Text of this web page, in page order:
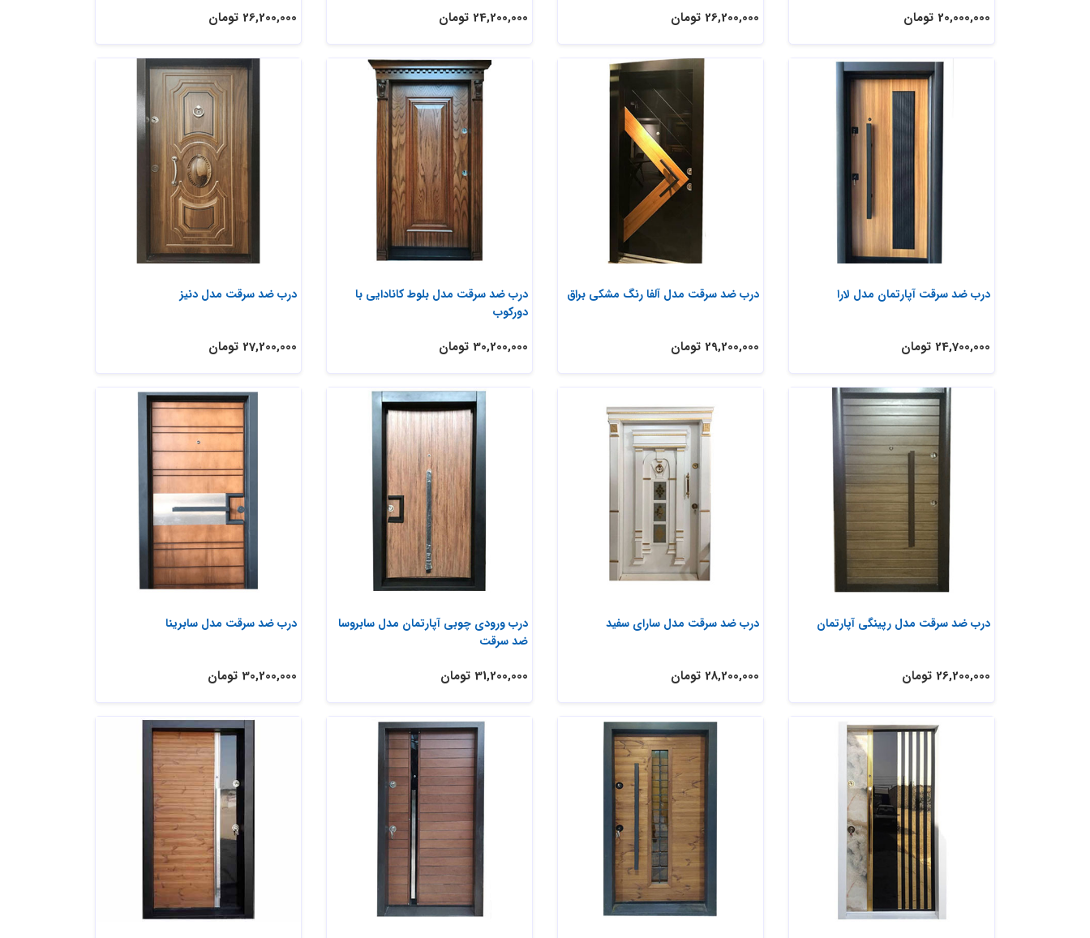
20,000,000 تومان 26,200,000 تومان 24,200,000 تومان 26,200,000 تومان
درب ضد سرقت آپارتمان مدل لارا
24,700,000 تومان
درب ضد سرقت مدل آلفا رنگ مشکی براق
29,200,000 تومان
درب ضد سرقت مدل بلوط کانادایی با
دورکوب
30,200,000 تومان
درب ضد سرقت مدل دنیز
27,200,000 تومان
درب ضد سرقت مدل رپینگی آپارتمان
26,200,000 تومان
درب ضد سرقت مدل سارای سفید
28,200,000 تومان
درب ورودی چوبی آپارتمان مدل سابروسا
ضد سرقت
31,200,000 تومان
درب ضد سرقت مدل سابرینا
30,200,000 تومان